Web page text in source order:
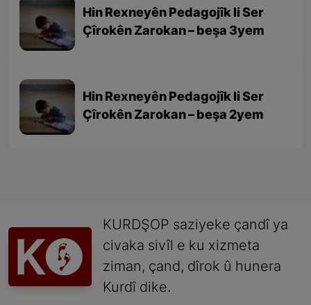
Hin Rexneyên Pedagojîk li Ser
Çîrokên Zarokan – beşa 3yem
Hin Rexneyên Pedagojîk li Ser
Çîrokên Zarokan – beşa 2yem
KURDŞOP saziyeke çandî ya
civaka sivîl e ku xizmeta
ziman, çand, dîrok û hunera
Kurdî dike.